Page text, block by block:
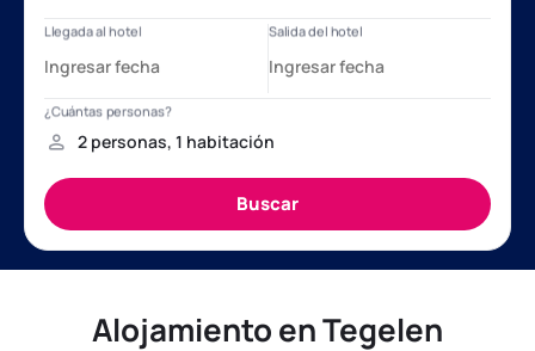
Alojamiento en Tegelen